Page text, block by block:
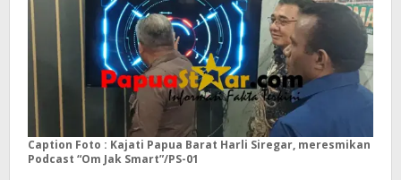
Caption Foto : Kajati Papua Barat Harli Siregar, meresmikan
Podcast “Om Jak Smart”/PS-01